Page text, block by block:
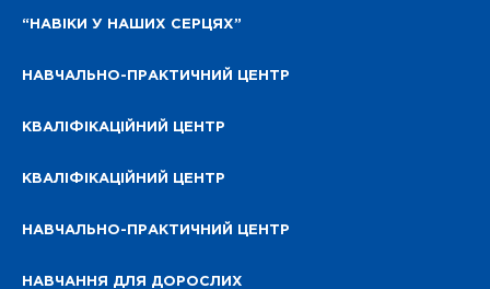
“НАВІКИ У НАШИХ СЕРЦЯХ”
НАВЧАЛЬНО-ПРАКТИЧНИЙ ЦЕНТР
КВАЛІФІКАЦІЙНИЙ ЦЕНТР
КВАЛІФІКАЦІЙНИЙ ЦЕНТР
НАВЧАЛЬНО-ПРАКТИЧНИЙ ЦЕНТР
НАВЧАННЯ ДЛЯ ДОРОСЛИХ